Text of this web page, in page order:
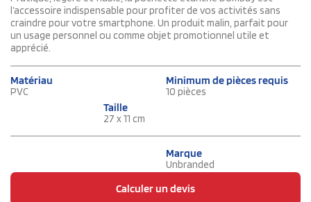
l’accessoire indispensable pour profiter de vos activités sans
craindre pour votre smartphone. Un produit malin, parfait pour
un usage personnel ou comme objet promotionnel utile et
apprécié.
Matériau
PVC
Minimum de pièces requis
10 pièces
Taille
27 x 11 cm
Marque
Unbranded
Calculer un devis